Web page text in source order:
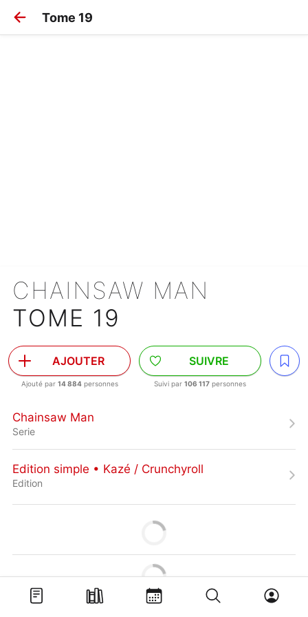
Tome 19
CHAINSAW MAN
TOME 19
AJOUTER
Ajouté par 14 884personnes
SUIVRE
Suivi par 106 117 personnes
Chainsaw Man
Serie
Edition simple • Kazé / Crunchyroll
Edition